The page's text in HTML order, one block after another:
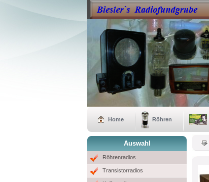
Home Röhren
Auswahl
Röhrenradios
Transistorradios